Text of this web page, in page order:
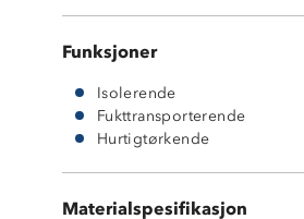
Funksjoner
Isolerende
Fukttransporterende
Hurtigtørkende
Materialspesifikasjon
Innside i 100 % polyester